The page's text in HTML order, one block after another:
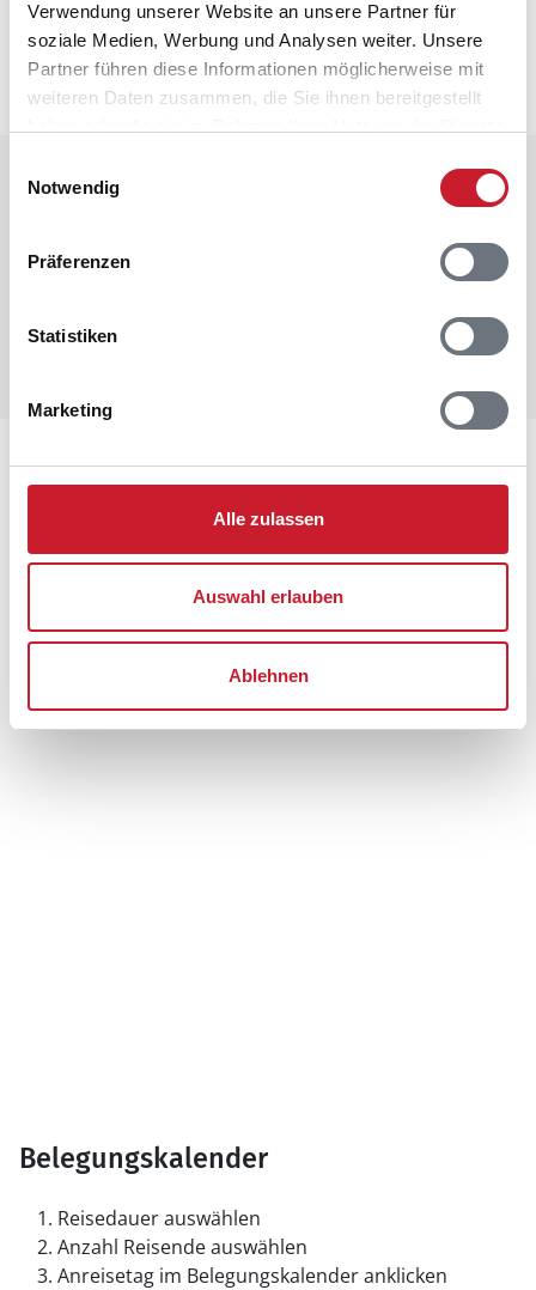
Verwendung unserer Website an unsere Partner für
soziale Medien, Werbung und Analysen weiter. Unsere
Partner führen diese Informationen möglicherweise mit
weiteren Daten zusammen, die Sie ihnen bereitgestellt
Notwendig
Präferenzen
Statistiken
Marketing
Alle zulassen
Auswahl erlauben
Ablehnen
Die aktuellen Verbrauchskosten finden Sie im
nächsten Schritt im Buchungsformular.
Raumaufteilung
Lageplan
Ferienhaus BV295
6857 Blåvand
Belegungskalender
Reisedauer auswählen
Anzahl Reisende auswählen
Anreisetag im Belegungskalender anklicken